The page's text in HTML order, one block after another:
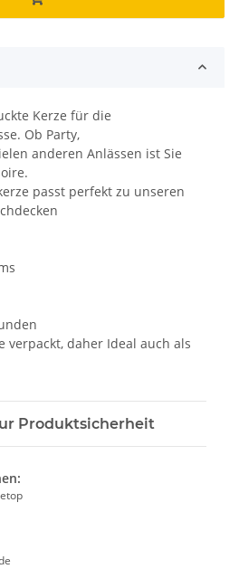
Kerze für die
Ob Party,
anderen Anlässen ist Sie
passt perfekt zu unseren
verpackt, daher Ideal auch als
Produktsicherheit